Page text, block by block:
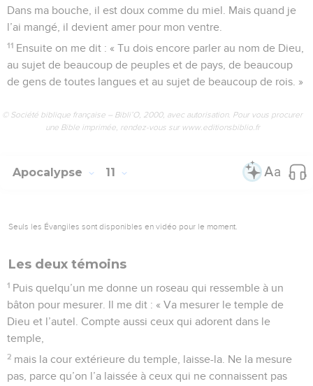
Dans ma bouche, il est doux comme du miel. Mais quand je
l’ai mangé, il devient amer pour mon ventre.
11 Ensuite on me dit : « Tu dois encore parler au nom de Dieu,
au sujet de beaucoup de peuples et de pays, de beaucoup
de gens de toutes langues et au sujet de beaucoup de rois. »
© Société biblique française – Bibli’O, 2000, avec autorisation. Pour vous procurer
une Bible imprimée, rendez-vous sur www.editionsbiblio.fr
Apocalypse 11
Seuls les Évangiles sont disponibles en vidéo pour le moment.
Les deux témoins
1 Puis quelqu’un me donne un roseau qui ressemble à un
bâton pour mesurer. Il me dit : « Va mesurer le temple de
Dieu et l’autel. Compte aussi ceux qui adorent dans le
temple,
2 mais la cour extérieure du temple, laisse-la. Ne la mesure
pas, parce qu’on l’a laissée à ceux qui ne connaissent pas